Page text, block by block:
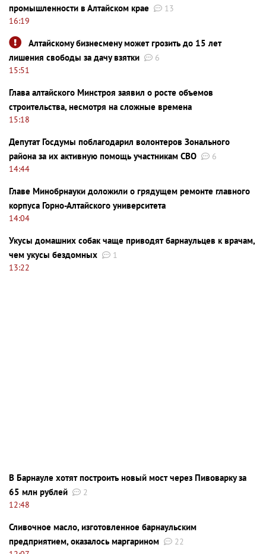
промышленности в Алтайском крае
13
16:19
Алтайскому бизнесмену может грозить до 15 лет
лишения свободы за дачу взятки
6
15:51
Глава алтайского Минстроя заявил о росте объемов
строительства, несмотря на сложные времена
15:18
Депутат Госдумы поблагодарил волонтеров Зонального
района за их активную помощь участникам СВО
6
14:44
Главе Минобрнауки доложили о грядущем ремонте главного
корпуса Горно-Алтайского университета
14:04
Укусы домашних собак чаще приводят барнаульцев к врачам,
чем укусы бездомных
1
13:22
В Барнауле хотят построить новый мост через Пивоварку за
65 млн рублей
2
12:48
Сливочное масло, изготовленное барнаульским
предприятием, оказалось маргарином
22